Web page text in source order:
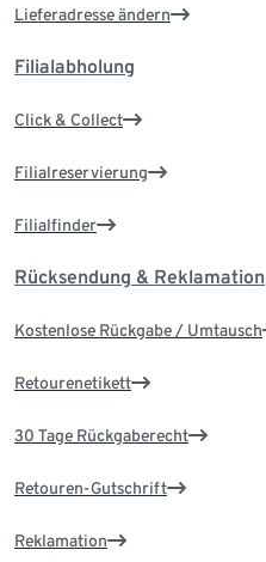
Lieferadresse ändern
Filialabholung
Click & Collect
Filialreservierung
Filialfinder
Rücksendung & Reklamation
Kostenlose Rückgabe / Umtausch
Retourenetikett
30 Tage Rückgaberecht
Retouren-Gutschrift
Reklamation